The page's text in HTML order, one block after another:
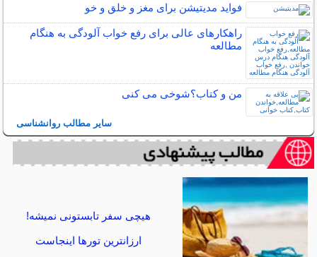
فواید مدیتیشن برای مغز و خلق و خو
راهکارهای عالی برای رفع خواب آلودگی به هنگام
مطالعه
من و کتاب؟شوخی می کنی
سایر مطالب روانشناسی
هیچی سفر تابستونی نمیشه!
ارزانترین تورها اینجاست